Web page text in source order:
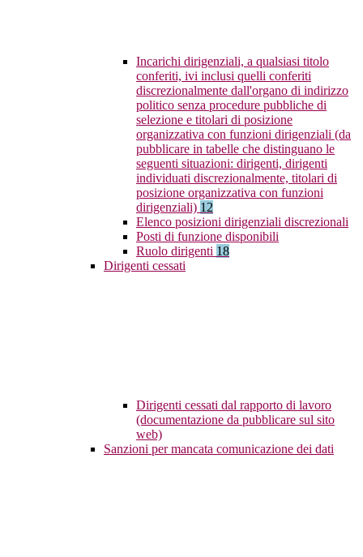
Incarichi dirigenziali, a qualsiasi titolo
conferiti, ivi inclusi quelli conferiti
discrezionalmente dall'organo di indirizzo
politico senza procedure pubbliche di
selezione e titolari di posizione
organizzativa con funzioni dirigenziali (da
pubblicare in tabelle che distinguano le
seguenti situazioni: dirigenti, dirigenti
individuati discrezionalmente, titolari di
posizione organizzativa con funzioni
dirigenziali) 12
Elenco posizioni dirigenziali discrezionali
Posti di funzione disponibili
Ruolo dirigenti 18
Dirigenti cessati
Dirigenti cessati dal rapporto di lavoro
(documentazione da pubblicare sul sito
web)
Sanzioni per mancata comunicazione dei dati